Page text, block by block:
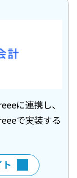
に連携し、
で実装する